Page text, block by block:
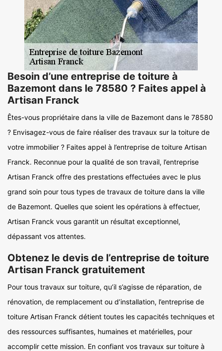
Besoin d’une entreprise de toiture à
Bazemont dans le 78580 ? Faites appel à
Artisan Franck
Êtes-vous propriétaire dans la ville de Bazemont dans le 78580
? Envisagez-vous de faire réaliser des travaux sur la toiture de
votre immobilier ? Faites appel à l’entreprise de toiture Artisan
Franck. Reconnue pour la qualité de son travail, l’entreprise
Artisan Franck offre des prestations effectuées avec le plus
grand soin pour tous types de travaux de toiture dans la ville
de Bazemont. Quelles que soient les opérations à effectuer,
Artisan Franck vous garantit un résultat exceptionnel,
dépassant vos attentes.
Obtenez le devis de l’entreprise de toiture
Artisan Franck gratuitement
Pour tous travaux sur toiture, qu’il s’agisse de réparation, de
rénovation, de remplacement ou d’installation, l’entreprise de
toiture Artisan Franck détient toutes les capacités techniques et
des ressources suffisantes, humaines et matérielles, pour
accomplir cette mission. En confiant vos travaux sur toiture à